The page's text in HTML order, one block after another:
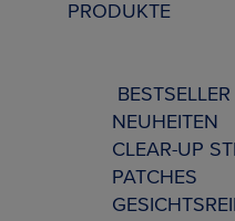
PRODUKTE
BESTSELLER
NEUHEITEN
CLEAR-UP
PATCHES